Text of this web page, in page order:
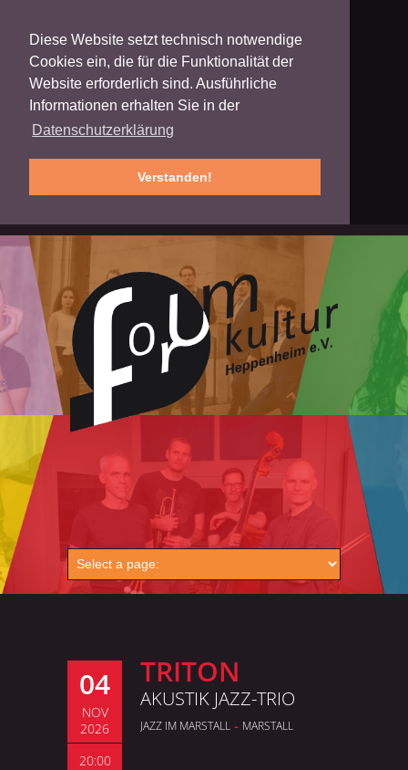
Diese Website setzt technisch notwendige
Cookies ein, die für die Funktionalität der
Website erforderlich sind. Ausführliche
Informationen erhalten Sie in der
Datenschutzerklärung
Verstanden!
04
NOV
2026
20:00
TRITON
AKUSTIK JAZZ-TRIO
JAZZ IM MARSTALL - MARSTALL